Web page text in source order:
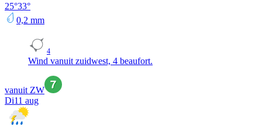
25°33°
0,2 mm
4
Wind vanuit zuidwest, 4 beaufort.
vanuit ZW
Di11 aug